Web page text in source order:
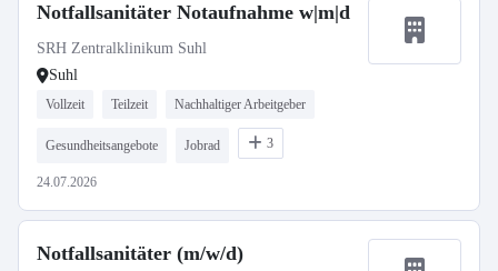
Notfallsanitäter Notaufnahme w|m|d
SRH Zentralklinikum Suhl
Suhl
Vollzeit Teilzeit Nachhaltiger Arbeitgeber
Gesundheitsangebote Jobrad 3
24.07.2026
Notfallsanitäter (m/w/d)